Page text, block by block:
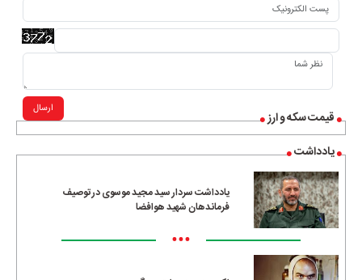
قیمت سکه و ارز
یادداشت
یادداشت سردار سید مجید موسوی در توصیف
فرماندهان شهید هوافضا
•••
ارسال